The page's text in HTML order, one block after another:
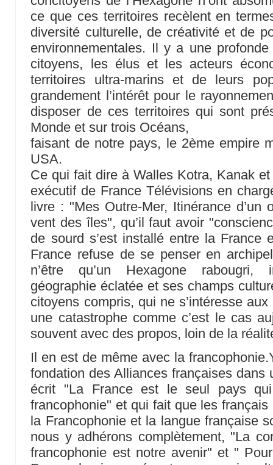
ce que ces territoires recèlent en
diversité culturelle, de créativité et de
environnementales. Il y a une
citoyens, les élus et les acteurs
territoires ultra-marins et de leurs
grandement l’intérêt pour le
disposer de ces territoires qui sont
Monde et sur trois Océans,
faisant de notre pays, le 2ème empire
USA.
Ce qui fait dire à Walles Kotra, Kanak
exécutif de France Télévisions en
livre : "Mes Outre-Mer, Itinérance d’un
vent des îles", qu’il faut avoir
de sourd s’est installé entre la France
France refuse de se penser en
n’être qu’un Hexagone rabougri,
géographie éclatée et ses champs
citoyens compris, qui ne s’intéresse
une catastrophe comme c’est le cas
souvent avec des propos, loin de la
Il en est de même avec la
fondation des Alliances françaises dans
écrit "La France est le seul pays
francophonie" et qui fait que les
la Francophonie et la langue française
nous y adhérons complètement, "La
francophonie est notre avenir" et "